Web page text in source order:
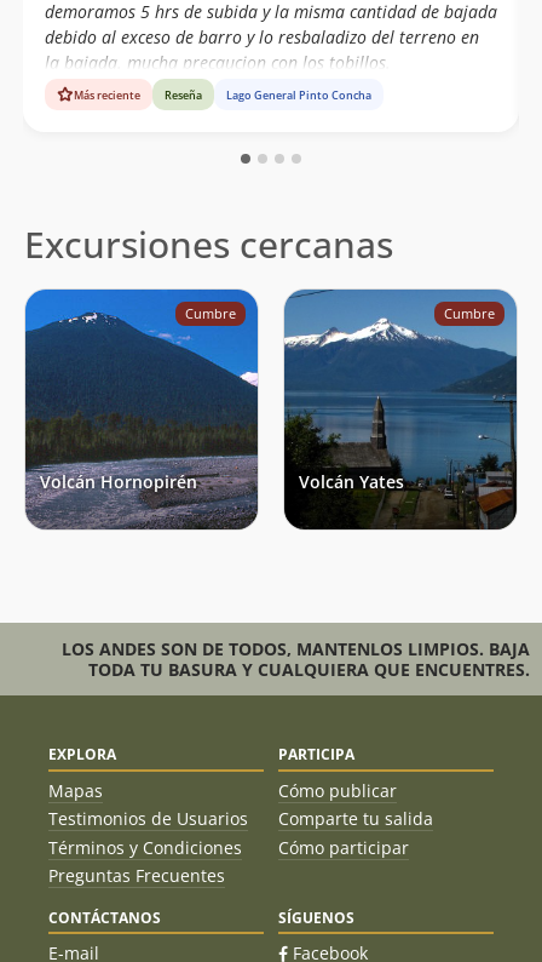
demoramos 5 hrs de subida y la misma cantidad de bajada
debido al exceso de barro y lo resbaladizo del terreno en
la bajada. mucha precaucion con los tobillos.
Más reciente Reseña Lago General Pinto Concha
Excursiones cercanas
Cumbre
Volcán Hornopirén
Cumbre
Volcán Yates
LOS ANDES SON DE TODOS, MANTENLOS LIMPIOS. BAJA
TODA TU BASURA Y CUALQUIERA QUE ENCUENTRES.
EXPLORA
Mapas
Testimonios de Usuarios
Términos y Condiciones
Preguntas Frecuentes
PARTICIPA
Cómo publicar
Comparte tu salida
Cómo participar
CONTÁCTANOS
E-mail
SÍGUENOS
Facebook